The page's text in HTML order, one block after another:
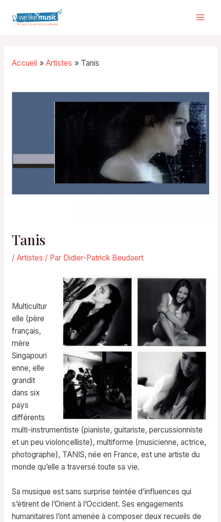
Accueil Artistes Tanis
Tanis
/ Artistes / Par Didier-Patrick Beudaert
Multicultur
elle (père
français,
mère
Singapouri
enne, elle
grandit
dans six
pays
différents
multi-instrumentiste (pianiste, guitariste, percussionniste
et un peu violoncelliste), multiforme (musicienne, actrice,
photographe), TANIS, née en France, est une artiste du
monde qu’elle a traversé toute sa vie.
Sa musique est sans surprise teintée d’influences qui
s’étirent de l’Orient à l’Occident. Ses engagements
humanitaires l’ont amenée à composer deux recueils de